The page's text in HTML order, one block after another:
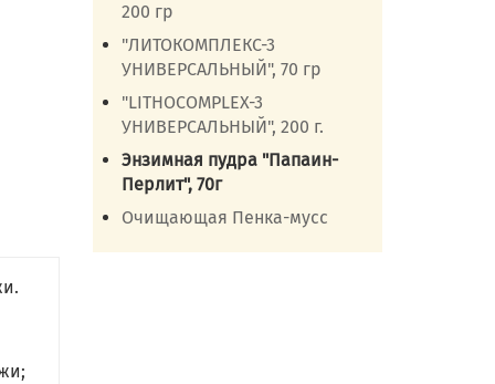
200 гр
"ЛИТОКОМПЛЕКС-3
УНИВЕРСАЛЬНЫЙ", 70 гр
"LITHOCOMPLEX-3
УНИВЕРСАЛЬНЫЙ", 200 г.
Энзимная пудра "Папаин-
Перлит", 70г
Очищающая Пенка-мусс